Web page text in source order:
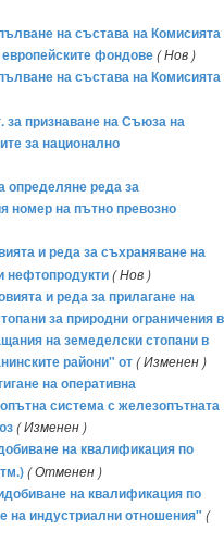
на състава на Комисията
фондове( Нов )
на състава на Комисията
признаване на Съюза на
за национално
определяне реда за
номер на пътно превозно
и реда за съхраняване на
нефтопродукти( Нов )
и реда за прилагане на
за природни ограничения в
на земеделски стопани в
райони" от( Изменен )
на оперативна
система с железопътната
( Изменен )
на квалификация по
( Отменен )
на квалификация по
на индустриални отношения" (